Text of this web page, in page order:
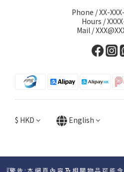
Phone / XX-
Hours /
Mail /
$ HKD English